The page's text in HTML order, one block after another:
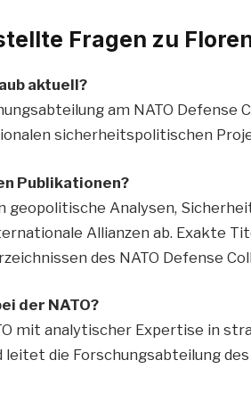
Fragen zu
aktuell?
am NATO Defense
sicherheitspolitischen
Publikationen?
geopolitische Analysen,
Allianzen ab. Exakte
des NATO Defense
der NATO?
mit analytischer Expertise in
die Forschungsabteilung des